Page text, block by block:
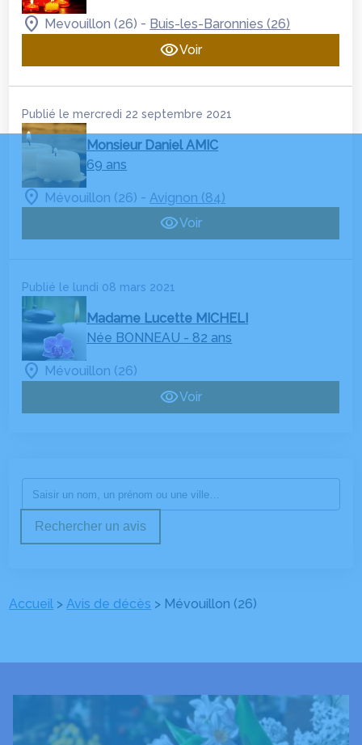
Mevouillon (26) - Buis-les-Baronnies (26)
Voir
Publié le mercredi 22 septembre 2021
Monsieur Daniel AMIC
69 ans
Mévouillon (26) - Avignon (84)
Voir
Publié le lundi 08 mars 2021
Madame Lucette MICHELI
Née BONNEAU - 82 ans
Mévouillon (26)
Voir
Rechercher un avis
Accueil >Avis de décès > Mévouillon (26)